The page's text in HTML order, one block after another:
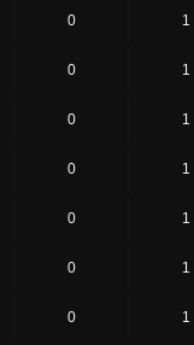
0 1
0 1
0 1
0 1
0 1
0 1
0 1